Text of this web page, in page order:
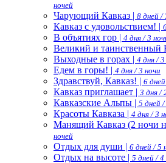
ночей
Чарующий Кавказ | 8 дней /
Кавказ с удовольствием! |
В объятиях гор | 4 дня / 3
Великий и таинственный
Выходные в горах | 4 дня / 3
Едем в горы! | 4 дня / 3 ночи
Здравствуй, Кавказ! | 6
Кавказ приглашает | 3 дня /
Кавказские Альпы | 5 дней
Красоты Кавказа | 4 дня / 3
Манящий Кавказ (2 ночи
ночей
Отдых для души | 6 дней / 5
Отдых на высоте | 5 дней / 4